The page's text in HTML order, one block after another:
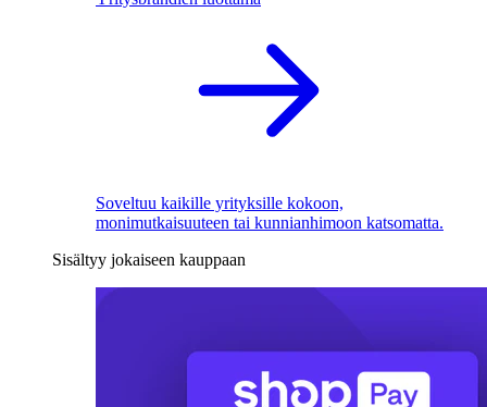
Soveltuu kaikille yrityksille kokoon,
monimutkaisuuteen tai kunnianhimoon katsomatta.
Sisältyy jokaiseen kauppaan